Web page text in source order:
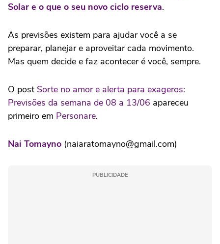
Solar e o que o seu novo ciclo reserva.
As previsões existem para ajudar você a se
preparar, planejar e aproveitar cada movimento.
Mas quem decide e faz acontecer é você, sempre.
O post Sorte no amor e alerta para exageros:
Previsões da semana de 08 a 13/06 apareceu
primeiro em Personare.
Nai Tomayno (naiaratomayno@gmail.com)
PUBLICIDADE